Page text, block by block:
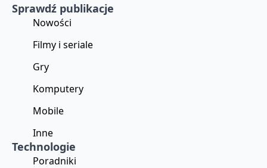
Sprawdź publikacje
Nowości
Filmy i seriale
Gry
Komputery
Mobile
Inne
Technologie
Poradniki